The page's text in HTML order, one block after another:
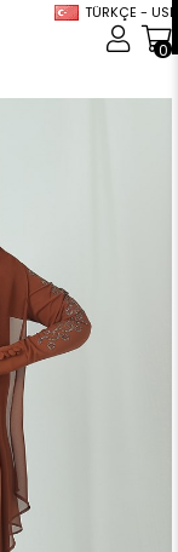
TÜRKÇE - USD
0